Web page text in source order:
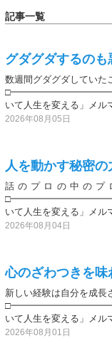
記事一覧
グダグダするの
数週間グダグダしていた
いて人生を変える」メ
2026年08月05日
人を動かす秘密の
話のプロの中の
いて人生を変える」メ
2026年08月04日
心のざわつきを味
新しい経験は自分を成
いて人生を変える」メ
2026年08月01日